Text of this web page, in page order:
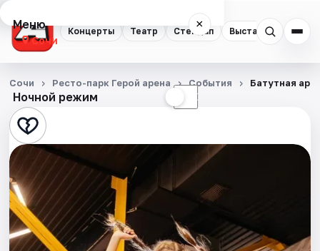
Концерты Театр Стендап Выставки
Меню ×
Сочи
Концерты
Театр
Стендап
Выставки
Квесты
Экскурсии
Ночной режим ☾
Сочи Ресто-парк Герой арена События Батутная